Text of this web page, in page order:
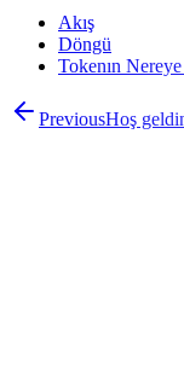
Akış
Döngü
Tokenın
PreviousHoş